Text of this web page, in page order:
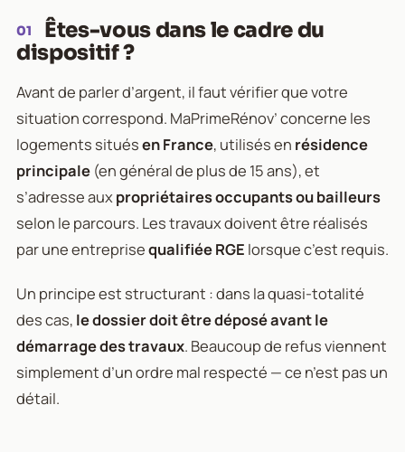
01
Êtes-vous dans le cadre du
dispositif ?
Avant de parler d’argent, il faut vérifier que votre
situation correspond. MaPrimeRénov’ concerne les
logements situésen France, utilisés en résidence
principale (en général de plus de 15 ans), et
s’adresse auxpropriétaires occupants ou bailleurs
selon le parcours. Les travaux doivent être réalisés
par une entreprisequalifiée RGE lorsque c’est requis.
Un principe est structurant : dans la quasi-totalité
des cas, le dossier doit être déposé avant le
démarrage des travaux. Beaucoup de refus viennent
simplement d’un ordre mal respecté — ce n’est pas un
détail.